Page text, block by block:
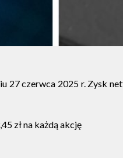
czerwca 2025 r. Zysk
zł na każdą akcję